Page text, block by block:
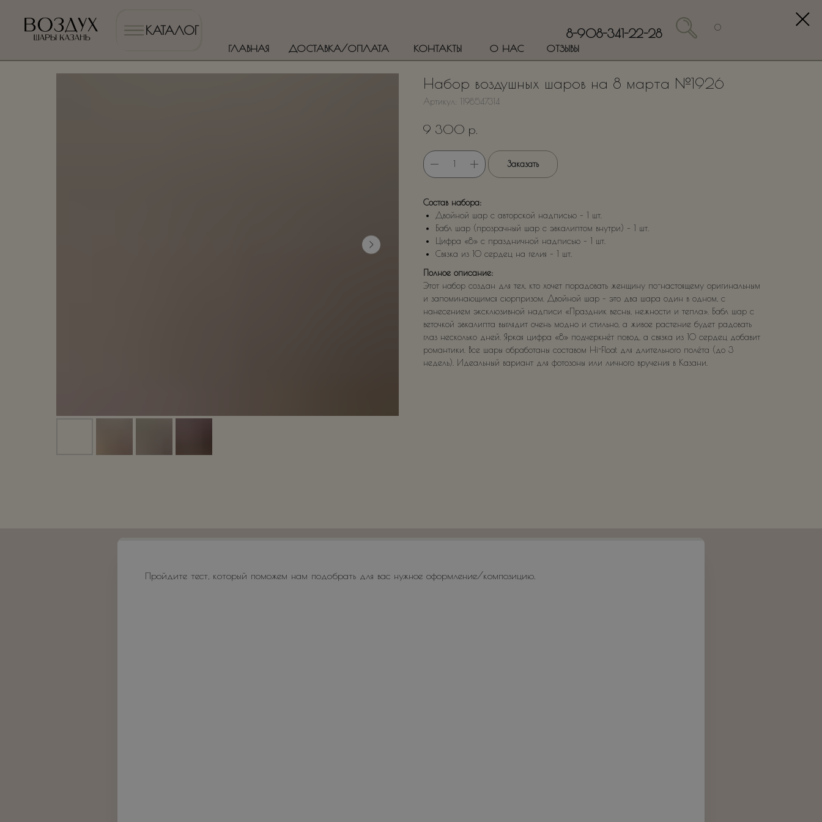
8-908-341-22-28
КАТАЛОГ
ДОСТАВКА/ОПЛАТА
ГЛАВНАЯ КОНТАКТЫ О НАС ОТЗЫВЫ
0
Набор воздушных шаров на 8 марта №1926
Артикул: 1198547314
9 300 р.
Заказать
Состав набора:
Двойной шар с авторской надписью – 1 шт.
Бабл шар (прозрачный шар с эвкалиптом внутри) – 1 шт.
Цифра «8» с праздничной надписью – 1 шт.
Связка из 10 сердец на гелия – 1 шт.
Полное описание:
Этот набор создан для тех, кто хочет порадовать женщину по-настоящему оригинальным
и запоминающимся сюрпризом. Двойной шар – это два шара один в одном, с
нанесением эксклюзивной надписи «Праздник весны, нежности и тепла». Бабл шар с
веточкой эвкалипта выглядит очень модно и стильно, а живое растение будет радовать
глаз несколько дней. Яркая цифра «8» подчеркнёт повод, а связка из 10 сердец добавит
романтики. Все шары обработаны составом Hi-Float для длительного полёта (до 3
недель). Идеальный вариант для фотозоны или личного вручения в Казани.
Пройдите тест, который поможем нам подобрать для вас нужное оформление/композицию.